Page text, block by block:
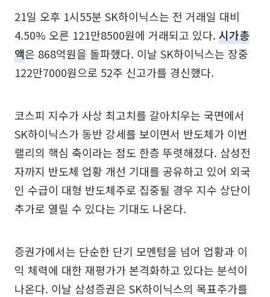
21일 오후 1시55분 SK하이닉스는 전 거래일 대비
4.50% 오른 121만8500원에 거래되고 있다. 시가총
액은 868억원을 돌파했다. 이날 SK하이닉스는 장중
122만7000원으로 52주 신고가를 경신했다.
코스피 지수가 사상 최고치를 갈아치우는 국면에서
SK하이닉스가 동반 강세를 보이면서 반도체가 이번
랠리의 핵심 축이라는 점도 한층 뚜렷해졌다. 삼성전
자까지 반도체 업황 개선 기대를 공유하고 있어 외국
인 수급이 대형 반도체주로 집중될 경우 지수 상단이
추가로 열릴 수 있다는 기대도 나온다.
증권가에서는 단순한 단기 모멘텀을 넘어 업황과 이
익 체력에 대한 재평가가 본격화하고 있다는 분석이
나온다. 이날 삼성증권은 SK하이닉스의 목표주가를